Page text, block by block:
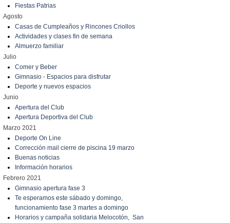
Fiestas Patrias
Agosto
Casas de Cumpleaños y Rincones Criollos
Actividades y clases fin de semana
Almuerzo familiar
Julio
Comer y Beber
Gimnasio - Espacios para disfrutar
Deporte y nuevos espacios
Junio
Apertura del Club
Apertura Deportiva del Club
Marzo 2021
Deporte On Line
Corrección mail cierre de piscina 19 marzo
Buenas noticias
Información horarios
Febrero 2021
Gimnasio apertura fase 3
Te esperamos este sábado y domingo,
funcionamiento fase 3 martes a domingo
Horarios y campaña solidaria Melocotón, San